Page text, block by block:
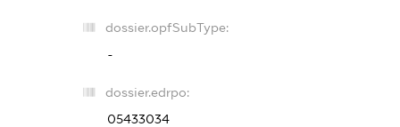
dossier.opfSubType:
-
dossier.edrpo:
05433034